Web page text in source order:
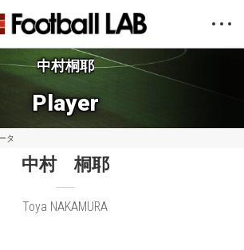
中村桐耶
Player
タ
中村 桐耶
Toya NAKAMURA